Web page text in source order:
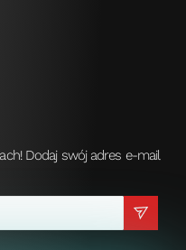
Dodaj swój adres e-mail